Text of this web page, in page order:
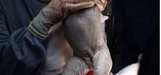
1811 0